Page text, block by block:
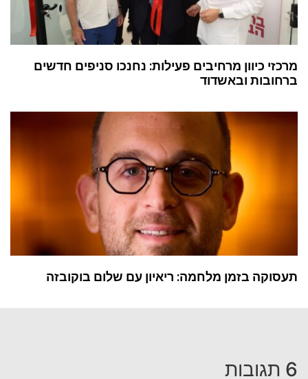
מרכזי כיוון מרחיבים פעילות: נחנכו סניפים חדשים
ברחובות ובאשדוד
תעסוקה בזמן מלחמה: ריאיון עם שלום בוקובזה
6 תגובות